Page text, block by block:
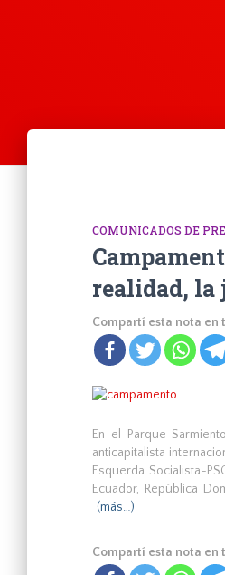
COMUNICADOS DE
realidad, la
Compartí esta nota en
En el Parque
anticapitalista
Esquerda Socialista-
Ecuador, República
(más…)
Compartí esta nota en